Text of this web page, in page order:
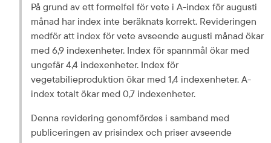
På grund av ett formelfel för vete i A-index för augusti
månad har index inte beräknats korrekt. Revideringen
medför att index för vete avseende augusti månad ökar
med 6,9 indexenheter. Index för spannmål ökar med
ungefär 4,4 indexenheter. Index för
vegetabilieproduktion ökar med 1,4 indexenheter. A-
index totalt ökar med 0,7 indexenheter.
Denna revidering genomfördes i samband med
publiceringen av prisindex och priser avseende